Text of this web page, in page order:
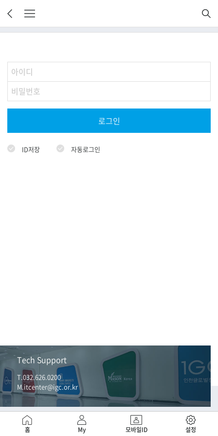
로그인
ID저장 자동로그인
Tech Support
T.032.626.0200
M.itcenter@igc.or.kr
홈 My 모바일ID 설정